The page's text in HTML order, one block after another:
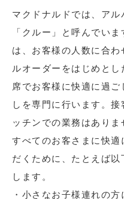
マクドナルドでは、ア
「クルー」と呼んでい
は、お客様の人数に合
ルオーダーをはじめと
席でお客様に快適に過
しを専門に行います。
ッチンでの業務はありま
すべてのお客さまに快
だくために、たとえば
します。
・小さなお子様連れの